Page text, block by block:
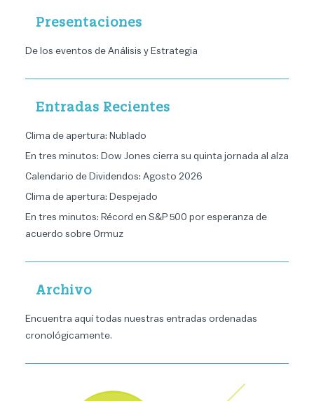
Presentaciones
De los eventos de Análisis y Estrategia
Entradas Recientes
Clima de apertura: Nublado
En tres minutos: Dow Jones cierra su quinta jornada al alza
Calendario de Dividendos: Agosto 2026
Clima de apertura: Despejado
En tres minutos: Récord en S&P 500 por esperanza de
acuerdo sobre Ormuz
Archivo
Encuentra aquí todas nuestras entradas ordenadas
cronológicamente.